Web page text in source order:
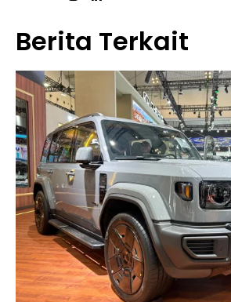
Berita Terkait